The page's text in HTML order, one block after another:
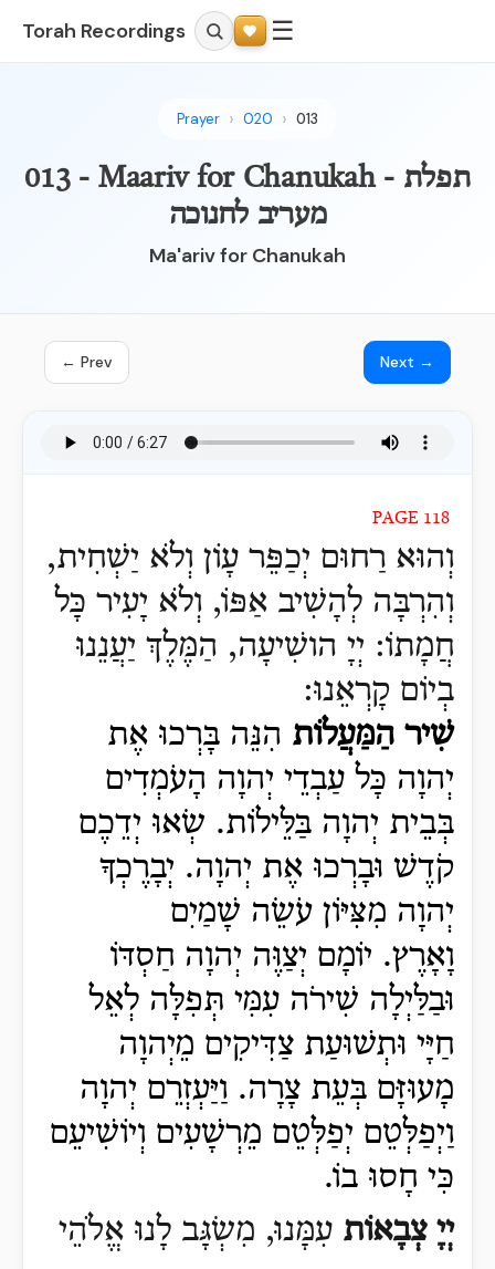
Torah Recordings ☰
Prayer 020 013
013 - Maariv for Chanukah - תפלת
מעריב לחנוכה
Ma'ariv for Chanukah
← Prev Next →
PAGE 118
וְהוּא רַחוּם יְכַפֵּר עָוֹן וְלֹא יַשְׁחִית,
וְהִרְבָּה לְהָשִׁיב אַפּוֹ, וְלֹא יָעִיר כָּל
חֲמָתוֹ: יְיָ הושִׁיעָה, הַמֶּלֶךְ יַעֲנֵנוּ
בְיוֹם קָרְאֵנוּ:
שִׁיר הַמַּעֲלוֹת הִנֵּה בָּרְכוּ אֶת
יְהוָה כָּל עַבְדֵי יְהוָה הָעֹמְדִים
בְּבֵית יְהוָה בַּלֵּילוֹת. שְׂאוּ יְדֵכֶם
קֹדֶשׁ וּבָרְכוּ אֶת יְהוָה. יְבָרֶכְךָ
יְהוָה מִצִּיּוֹן עֹשֵׂה שָׁמַיִם
וָאָרֶץ. יוֹמָם יְצַוֶּה יְהוָה חַסְדּוֹ
וּבַלַּיְלָה שִׁירֹה עִמִּי תְּפִלָּה לְאֵל
חַיָּי וּתְשׁוּעַת צַדִּיקִים מֵיְהוָה
מָעוּזָּם בְּעֵת צָרָה. וַיַּעְזְרֵם יְהוָה
וַיְפַלְּטֵם יְפַלְּטֵם מֵרְשָׁעִים וְיוֹשִׁיעֵם
כִּי חָסוּ בוֹ.
יְיָצְבָאוֹת עִמָּנוּ, מִשְׂגָּב לָנוּ אֱלֹהֵי